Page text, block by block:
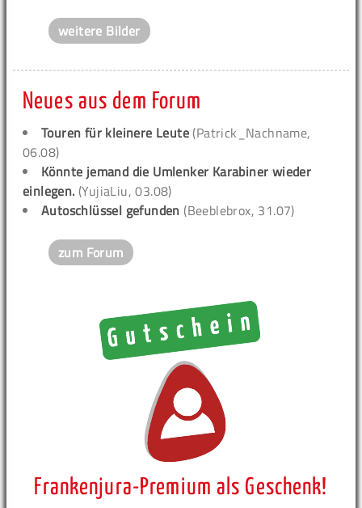
weitere Bilder
Neues aus dem Forum
Touren für kleinere Leute (Patrick_Nachname,
06.08)
Könnte jemand die Umlenker Karabiner wieder
einlegen. (YujiaLiu, 03.08)
Autoschlüssel gefunden (Beeblebrox, 31.07)
zum Forum
Frankenjura-Premium als Geschenk!